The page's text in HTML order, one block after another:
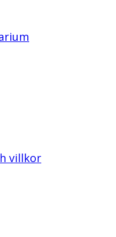
villkor